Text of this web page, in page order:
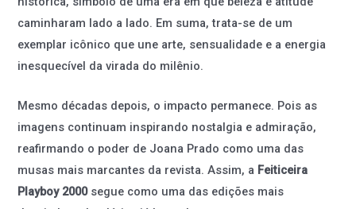
caminharam lado a lado. Em suma, trata-se de um
exemplar icônico que une arte, sensualidade e a energia
inesquecível da virada do milênio.
Mesmo décadas depois, o impacto permanece. Pois as
imagens continuam inspirando nostalgia e admiração,
reafirmando o poder de Joana Prado como uma das
musas mais marcantes da revista. Assim, a Feiticeira
Playboy 2000segue como uma das edições mais